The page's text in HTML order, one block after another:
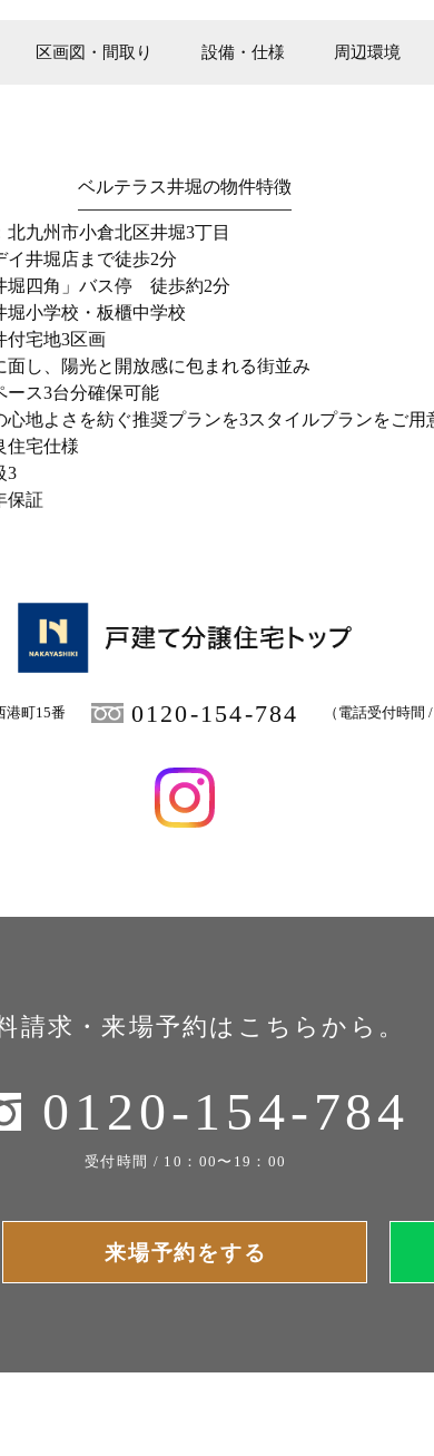
区画図・間取り 設備・仕様 周辺環境
ベルテラス井堀の物件特徴
北九州市小倉北区井堀3丁目
イ井堀店まで徒歩2分
堀四角」バス停 徒歩約2分
堀小学校・板櫃中学校
付宅地3区画
面し、陽光と開放感に包まれる街並み
ース3台分確保可能
心地よさを紡ぐ推奨プランを3スタイルプランをご用
住宅仕様
3
保証
港町15番 0120-154-784 （電話受付時間
請求・来場予約はこちらから。
0120-154-784
受付時間 / 10：00〜19：00
来場予約をする